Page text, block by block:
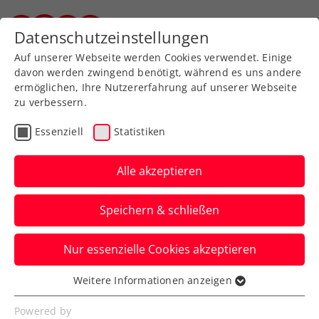
Zurück zur Newsübersicht
Turniere
Internationale
Auszeichnung für Upper
Austria Ladies Linz
Das WTA-250-Turnier in Oberösterreichs
Landeshauptstadt steht als Green-Event
wie ein Leuchtturm für Nachhaltigkeit.
Verfasst von: Presseaussendung / Redaktion, 01.06.2023
Datenschutzeinstellungen
Auf unserer Webseite werden Cookies verwendet. Einige
davon werden zwingend benötigt, während es uns andere
ermöglichen, Ihre Nutzererfahrung auf unserer Webseite
zu verbessern.
Essenziell Statistiken
Alle akzeptieren
Speichern & schließen
Nur essenzielle Cookies akzeptieren
Essenziell
Essenzielle Cookies werden für grundlegende
Weitere Informationen anzeigen
Powered by